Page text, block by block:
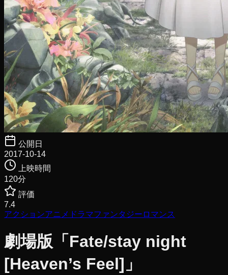
公開日
2017-10-14
上映時間
120分
評価
7.4
アクションアニメ ドラマファンタジー ロマンス
劇場版「Fate/stay night
[Heaven’s Feel]」